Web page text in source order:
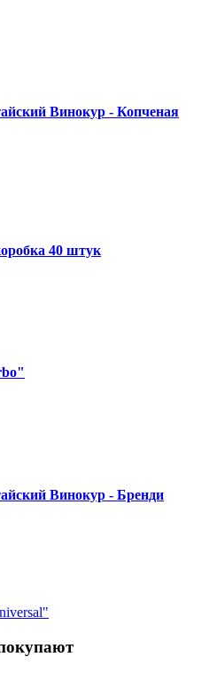
Винокур - Копченая
40 штук
Винокур - Бренди